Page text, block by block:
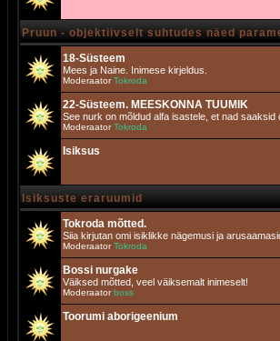
Pruun - objektiivselt suhtudes näed
18-Süsteem
Mees ja Naine. Inimese kirjeldus.
ModeraatorTokroda
22-Süsteem. MEESKONNA TUUMIK
See nurk on mõldud alfa isastele, et nad saaksid
ModeraatorTokroda
Isiksus
Isiksuste eraruumid
Tokroda mõtted.
Siia kirjutan omi isiklikke nägemusi ja
ModeraatorTokroda
Bossi nurgake
Väiksed mõtted, veel väiksemalt inimeselt!
Moderaatorboss
Toorumi aborigeenium